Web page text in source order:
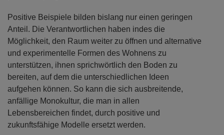
Positive Beispiele bilden bislang nur einen geringen
Anteil. Die Verantwortlichen haben indes die
Möglichkeit, den Raum weiter zu öffnen und alternative
und experimentelle Formen des Wohnens zu
unterstützen, ihnen sprichwörtlich den Boden zu
bereiten, auf dem die unterschiedlichen Ideen
aufgehen können. So kann die sich ausbreitende,
anfällige Monokultur, die man in allen
Lebensbereichen findet, durch positive und
zukunftsfähige Modelle ersetzt werden.